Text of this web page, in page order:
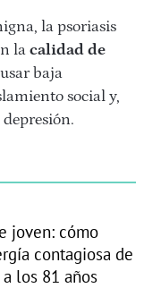
la psoriasis
la calidad de
baja
social y,
depresión.
joven: cómo
contagiosa de
los 81 años